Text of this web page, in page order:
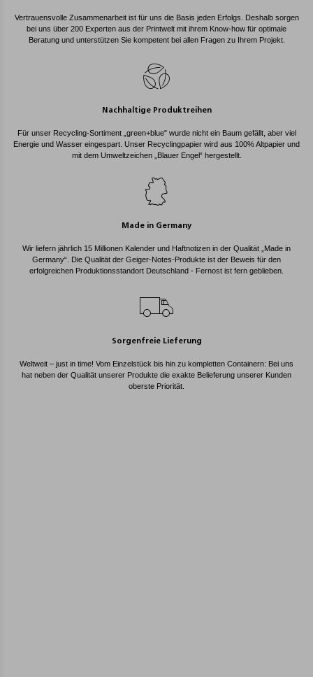
Vertrauensvolle Zusammenarbeit ist für uns die Basis jeden Erfolgs. Deshalb sorgen
bei uns über 200 Experten aus der Printwelt mit ihrem Know-how für optimale
Beratung und unterstützen Sie kompetent bei allen Fragen zu Ihrem Projekt.
Nachhaltige Produktreihen
Für unser Recycling-Sortiment „green+blue" wurde nicht ein Baum gefällt, aber viel
Energie und Wasser eingespart. Unser Recyclingpapier wird aus 100% Altpapier und
mit dem Umweltzeichen „Blauer Engel“ hergestellt.
Made in Germany
Wir liefern jährlich 15 Millionen Kalender und Haftnotizen in der Qualität „Made in
Germany“. Die Qualität der Geiger-Notes-Produkte ist der Beweis für den
erfolgreichen Produktionsstandort Deutschland - Fernost ist fern geblieben.
Sorgenfreie Lieferung
Weltweit – just in time! Vom Einzelstück bis hin zu kompletten Containern: Bei uns
hat neben der Qualität unserer Produkte die exakte Belieferung unserer Kunden
oberste Priorität.